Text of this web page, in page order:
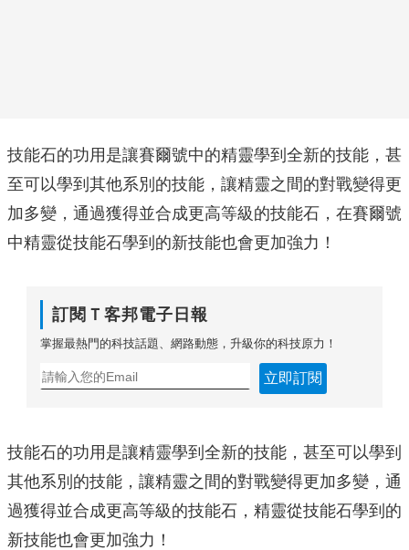
技能石的功用是讓賽爾號中的精靈學到全新的技能，甚
至可以學到其他系別的技能，讓精靈之間的對戰變得更
加多變，通過獲得並合成更高等級的技能石，在賽爾號
中精靈從技能石學到的新技能也會更加強力！
訂閱Ｔ客邦電子日報
掌握最熱門的科技話題、網路動態，升級你的科技原力！
立即訂閱
技能石的功用是讓精靈學到全新的技能，甚至可以學到
其他系別的技能，讓精靈之間的對戰變得更加多變，通
過獲得並合成更高等級的技能石，精靈從技能石學到的
新技能也會更加強力！